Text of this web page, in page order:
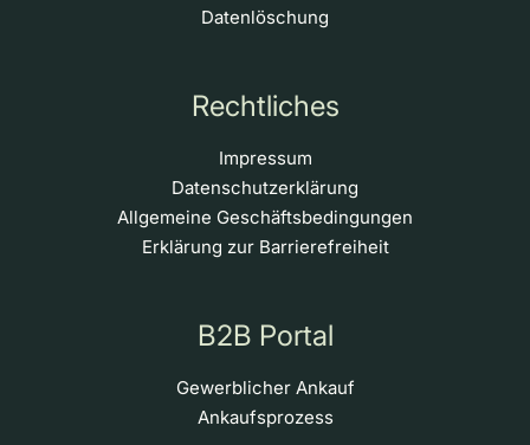
Datenlöschung
Rechtliches
Impressum
Datenschutzerklärung
Allgemeine Geschäftsbedingungen
Erklärung zur Barrierefreiheit
B2B Portal
Gewerblicher Ankauf
Ankaufsprozess